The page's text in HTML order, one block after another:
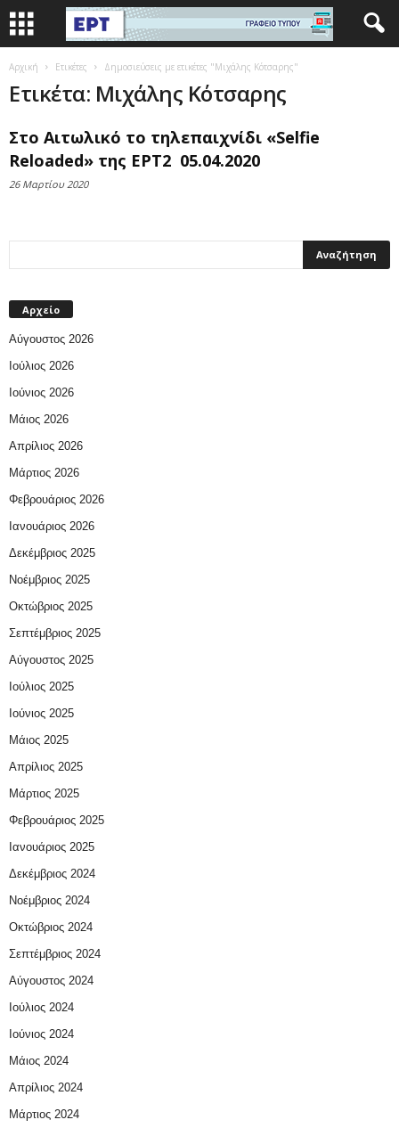
Αρχική Ετικέτες Δημοσιεύσεις με ετικέτες "Μιχάλης Κότσαρης"
Ετικέτα: Μιχάλης Κότσαρης
Στο Αιτωλικό το τηλεπαιχνίδι «Selfie
Reloaded» της ΕΡΤ2 05.04.2020
26 Μαρτίου 2020
Αρχείο
Αύγουστος 2026
Ιούλιος 2026
Ιούνιος 2026
Μάιος 2026
Απρίλιος 2026
Μάρτιος 2026
Φεβρουάριος 2026
Ιανουάριος 2026
Δεκέμβριος 2025
Νοέμβριος 2025
Οκτώβριος 2025
Σεπτέμβριος 2025
Αύγουστος 2025
Ιούλιος 2025
Ιούνιος 2025
Μάιος 2025
Απρίλιος 2025
Μάρτιος 2025
Φεβρουάριος 2025
Ιανουάριος 2025
Δεκέμβριος 2024
Νοέμβριος 2024
Οκτώβριος 2024
Σεπτέμβριος 2024
Αύγουστος 2024
Ιούλιος 2024
Ιούνιος 2024
Μάιος 2024
Απρίλιος 2024
Μάρτιος 2024